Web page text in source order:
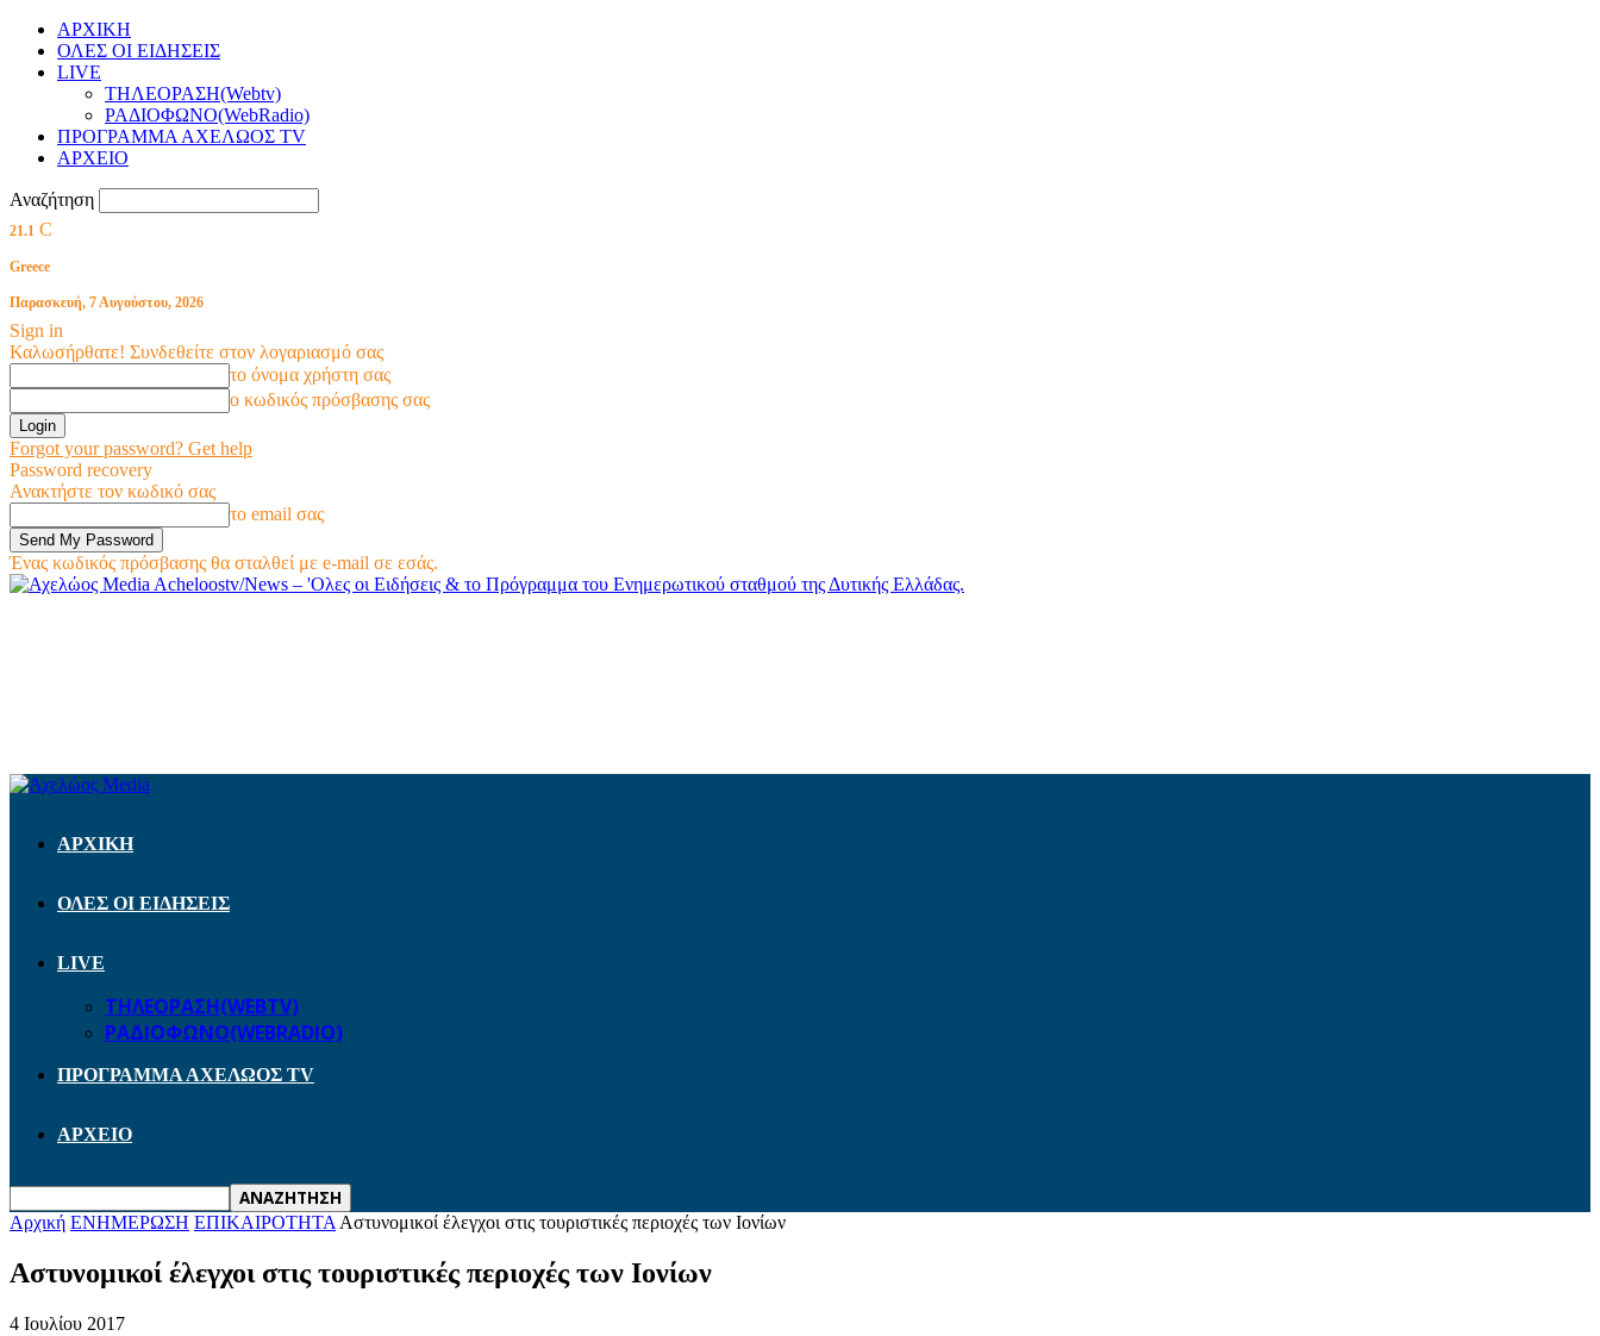
ΑΡΧΙΚΗ
ΟΛΕΣ ΟΙ ΕΙΔΗΣΕΙΣ
LIVE
ΤΗΛΕΟΡΑΣΗ(Webtv)
ΡΑΔΙΟΦΩΝΟ(WebRadio)
ΠΡΟΓΡΑΜΜΑ ΑΧΕΛΩΟΣ TV
ΑΡΧΕΙΟ
Αναζήτηση
21.1 C
Greece
Παρασκευή, 7 Αυγούστου, 2026
Sign in
Καλωσήρθατε! Συνδεθείτε στον λογαριασμό σας
το όνομα χρήστη σας
ο κωδικός πρόσβασης σας
Forgot your password? Get help
Password recovery
Ανακτήστε τον κωδικό σας
το email σας
Ένας κωδικός πρόσβασης θα σταλθεί με e-mail σε εσάς.
Acheloostv/News – 'Ολες οι Ειδήσεις & το Πρόγραμμα του Ενημερωτικού σταθμού της Δυτικής Ελλάδας.
ΑΡΧΙΚΗ
ΟΛΕΣ ΟΙ ΕΙΔΗΣΕΙΣ
LIVE
ΤΗΛΕΟΡΑΣΗ(WEBTV)
ΡΑΔΙΟΦΩΝΟ(WEBRADIO)
ΠΡΟΓΡΑΜΜΑ ΑΧΕΛΩΟΣ TV
ΑΡΧΕΙΟ
Αρχική ΕΝΗΜΕΡΩΣΗ ΕΠΙΚΑΙΡΟΤΗΤΑ Αστυνομικοί έλεγχοι στις τουριστικές περιοχές των Ιονίων
Αστυνομικοί έλεγχοι στις τουριστικές περιοχές των Ιονίων
4 Ιουλίου 2017